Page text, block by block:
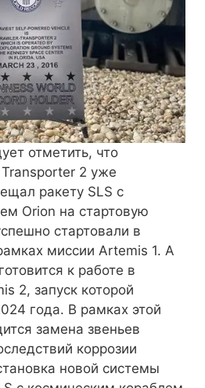
отметить, что
2 уже
ракету SLS с
Orion на стартовую
стартовали в
миссии Artemis 1. А
к работе в
2, запуск которой
года. В рамках этой
замена звеньев
коррозии
новой системы